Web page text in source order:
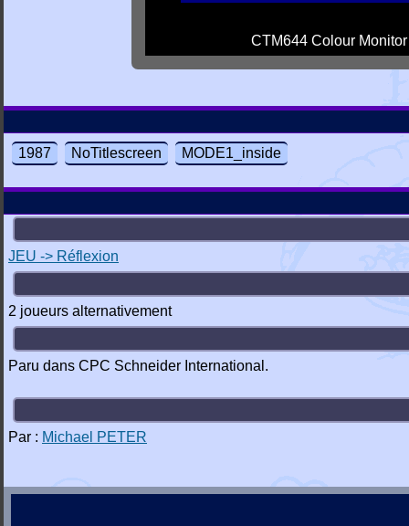
CTM644 Colour Monitor
1987 NoTitlescreen MODE1_inside
JEU -> Réflexion
2 joueurs alternativement
Paru dans CPC Schneider International.
Par : Michael PETER